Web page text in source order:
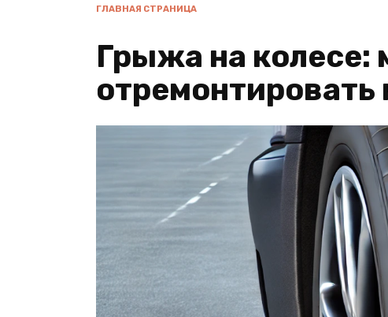
ГЛАВНАЯ СТРАНИЦА
Грыжа на колесе: